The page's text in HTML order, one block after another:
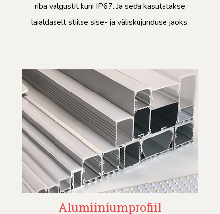
riba valgustit kuni IP67. Ja seda kasutatakse
laialdaselt stiilse sise- ja väliskujunduse jaoks.
Alumiiniumprofiil